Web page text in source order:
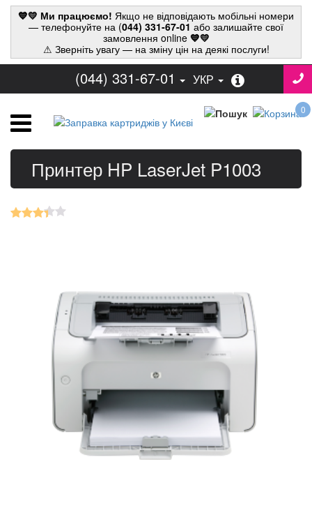
💙💛 Ми працюємо! Якщо не відповідають мобільні номери
— телефонуйте на (044) 331-67-01 або залишайте свої
замовлення online💙💛
⚠ Зверніть увагу — на зміну цін на деякі послуги!
(044) 331-67-01 УКР
0
Принтер HP LaserJet P1003